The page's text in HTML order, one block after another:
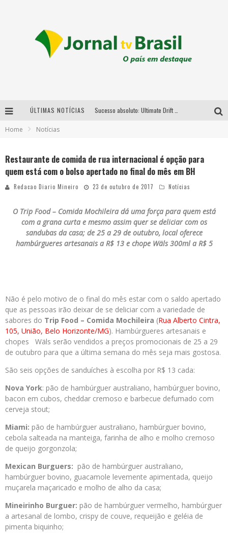
ÚLTIMAS NOTÍCIAS
Em abril, Boulevard Shopping BH realiza sorteio de TVs 4K
Home Notícias
Restaurante de comida de rua internacional é opção para
quem está com o bolso apertado no final do mês em BH
Redacao Diario Mineiro 23 de outubro de 2017 Notícias
O Trip Food – Comida Mochileira dá uma força para quem está
com a grana curta e mesmo assim quer se deliciar com os
sandubas da casa; de 25 a 29 de outubro, local oferece
hambúrgueres artesanais a R$ 13 e chope Wäls 300ml a R$ 5
Não é pelo motivo de o final do mês estar com o saldo apertado
que as pessoas irão deixar de se deliciar com a variedade de
sabores do Trip Food – Comida Mochileira (Rua Alberto Cintra,
105, União, Belo Horizonte/MG). Hambúrgueres artesanais e
chopes Wäls serão vendidos a preços promocionais de 25 a 29
de outubro para que a última semana do mês seja mais gostosa.
São seis opções de sanduíches à escolha por R$ 13 cada:
Nova York: pão de hambúrguer australiano, hambúrguer bovino,
bacon em cubos, cheddar cremoso e barbecue defumado com
cerveja stout;
Miami: pão de hambúrguer australiano, hambúrguer bovino,
cebola salteada na manteiga, farinha de alho e molho cremoso
de queijo gorgonzola;
Mexican Burguers: pão de hambúrguer australiano,
hambúrguer bovino, guacamole levemente apimentada, queijo
muçarela maçaricado e molho de alho da casa;
Mineirinho Burguer: pão de hambúrguer vermelho, hambúrguer
a artesanal de lombo, crispy de couve, requeijão e geléia de
pimenta biquinho;